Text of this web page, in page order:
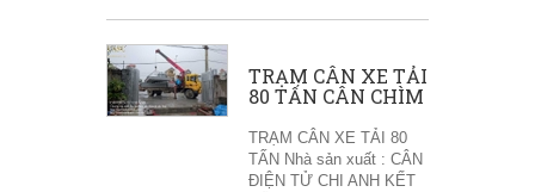
TRẠM CÂN XE TẢI
80 TẤN CÂN CHÌM
TRẠM CÂN XE TẢI 80
TẤN Nhà sản xuất : CÂN
ĐIỆN TỬ CHI ANH KẾT